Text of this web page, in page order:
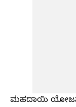
ಮಹದಾಯಿ ಯೋಜನೆ